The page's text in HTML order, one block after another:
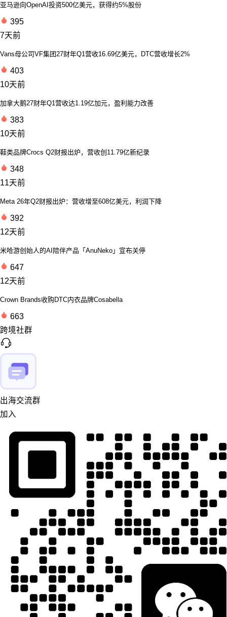
亚马逊向OpenAI投资500亿美元，获得约5%股份
395
7天前
Vans母公司VF集团27财年Q1营收16.69亿美元，DTC营收增长2%
403
10天前
加拿大鹅27财年Q1营收达1.19亿加元，盈利能力改善
383
10天前
鞋类品牌Crocs Q2财报出炉，营收创11.79亿新纪录
348
11天前
Meta 26年Q2财报出炉：营收增至608亿美元，利润下降
392
12天前
米哈游创始人的AI陪伴产品「AnuNeko」宣布关停
647
12天前
Crown Brands收购DTC内衣品牌Cosabella
663
跨境社群
出海交流群
加入